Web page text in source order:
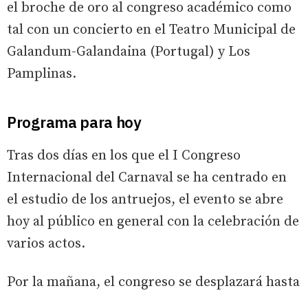
el broche de oro al congreso académico como
tal con un concierto en el Teatro Municipal de
Galandum-Galandaina (Portugal) y Los
Pamplinas.
Programa para hoy
Tras dos días en los que el I Congreso
Internacional del Carnaval se ha centrado en
el estudio de los antruejos, el evento se abre
hoy al público en general con la celebración de
varios actos.
Por la mañana, el congreso se desplazará hasta